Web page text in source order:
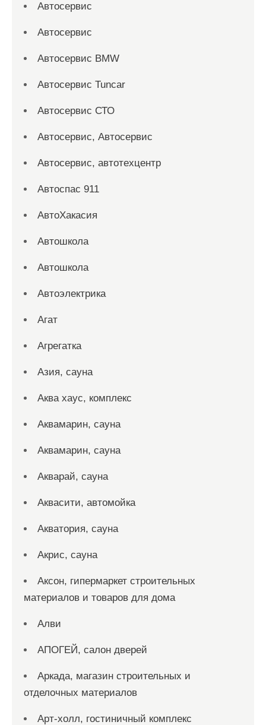
Автосервис
Автосервис
Автосервис BMW
Автосервис Tuncar
Автосервис СТО
Автосервис, Автосервис
Автосервис, автотехцентр
Автоспас 911
АвтоХакасия
Автошкола
Автошкола
Автоэлектрика
Агат
Агрегатка
Азия, сауна
Аква хаус, комплекс
Аквамарин, сауна
Аквамарин, сауна
Акварай, сауна
Аквасити, автомойка
Акватория, сауна
Акрис, сауна
Аксон, гипермаркет строительных
материалов и товаров для дома
Алви
АПОГЕЙ, салон дверей
Аркада, магазин строительных и
отделочных материалов
Арт-холл, гостиничный комплекс